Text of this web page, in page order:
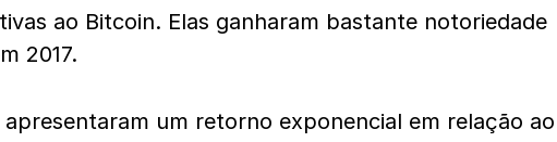
ao Bitcoin. Elas ganharam bastante notoriedade
2017.
um retorno exponencial em relação ao